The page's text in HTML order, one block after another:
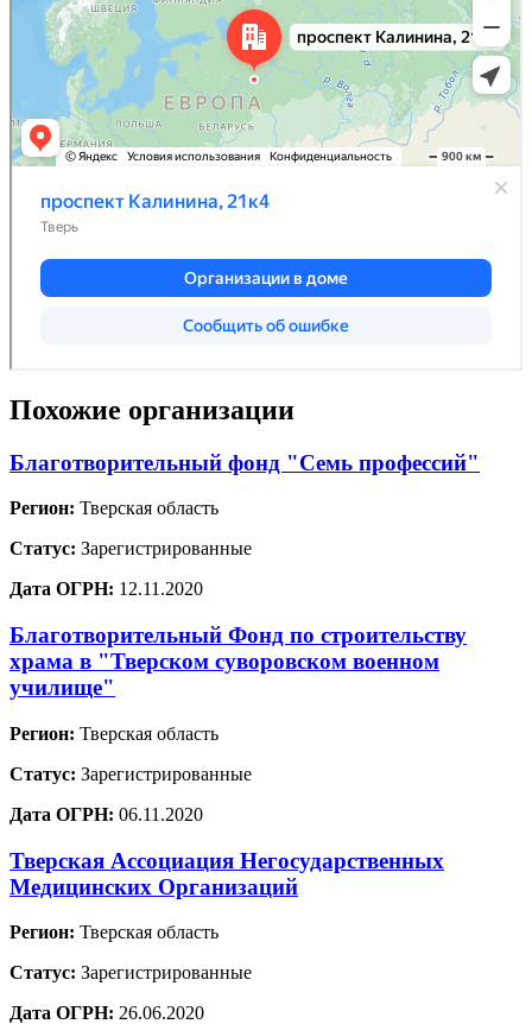
Похожие организации
Благотворительный фонд "Семь профессий"
Регион: Тверская область
Статус: Зарегистрированные
Дата ОГРН: 12.11.2020
Благотворительный Фонд по строительству
храма в "Тверском суворовском военном
училище"
Регион: Тверская область
Статус: Зарегистрированные
Дата ОГРН: 06.11.2020
Тверская Ассоциация Негосударственных
Медицинских Организаций
Регион: Тверская область
Статус: Зарегистрированные
Дата ОГРН: 26.06.2020